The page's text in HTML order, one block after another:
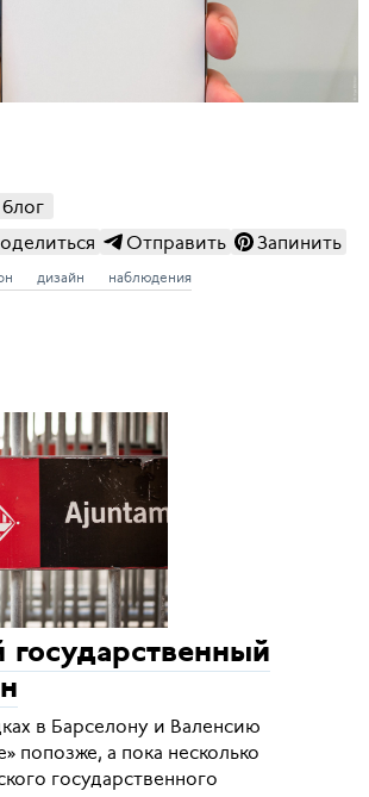
Отправить Запинить
дизайн наблюдения
государственный
в Барселону и Валенсию
попозже, а пока несколько
государственного